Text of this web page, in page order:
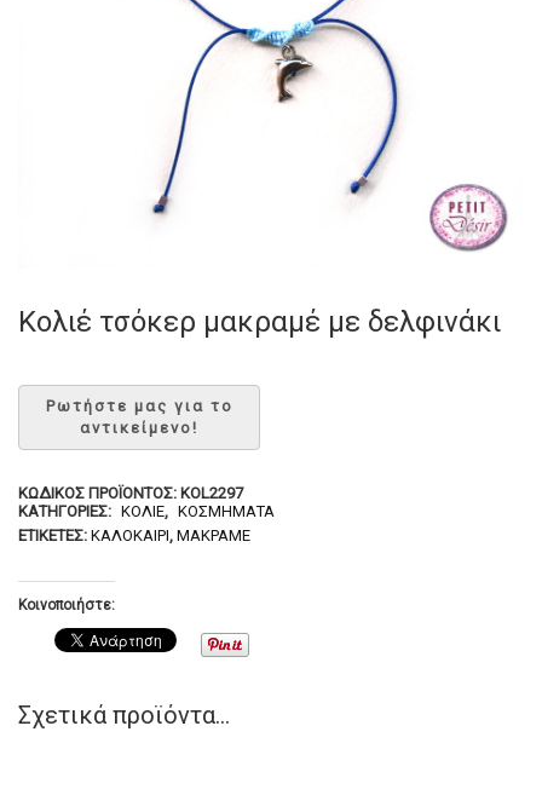
Κολιέ τσόκερ μακραμέ με δελφινάκι
ΚΩΔΙΚΌΣ ΠΡΟΪΌΝΤΟΣ: KOL2297
ΚΑΤΗΓΟΡΊΕΣ: ΚΟΛΙΈ, ΚΟΣΜΉΜΑΤΑ
ΕΤΙΚΈΤΕΣ: ΚΑΛΟΚΑΊΡΙ, ΜΑΚΡΑΜΈ
Κοινοποιήστε:
Σχετικά προϊόντα...